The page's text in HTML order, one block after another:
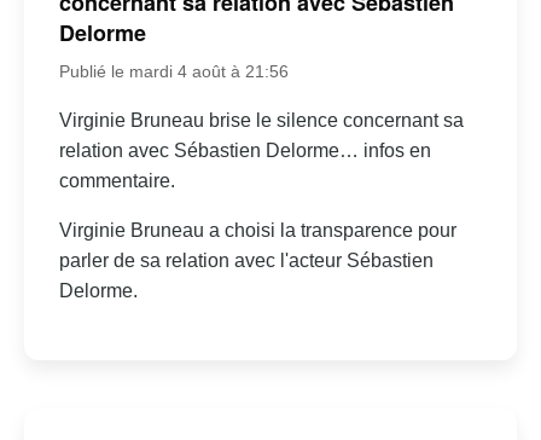
Delorme
Publié le mardi 4 août à 21:56
Virginie Bruneau brise le silence concernant sa
relation avec Sébastien Delorme… infos en
commentaire.
Virginie Bruneau a choisi la transparence pour
parler de sa relation avec l'acteur Sébastien
Delorme.